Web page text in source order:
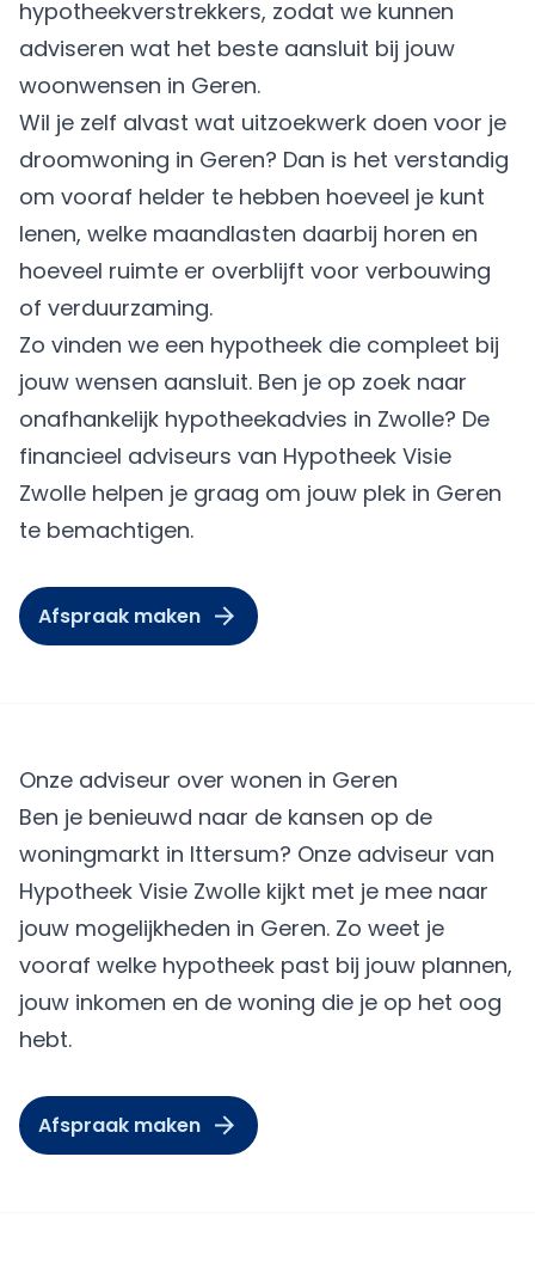
hypotheekverstrekkers, zodat we kunnen
adviseren wat het beste aansluit bij jouw
woonwensen in Geren.
Wil je zelf alvast wat uitzoekwerk doen voor je
droomwoning in Geren? Dan is het verstandig
om vooraf helder te hebben hoeveel je kunt
lenen, welke maandlasten daarbij horen en
hoeveel ruimte er overblijft voor verbouwing
of verduurzaming.
Zo vinden we een hypotheek die compleet bij
jouw wensen aansluit. Ben je op zoek naar
onafhankelijk hypotheekadvies in Zwolle? De
financieel adviseurs van Hypotheek Visie
Zwolle helpen je graag om jouw plek in Geren
te bemachtigen.
Afspraak maken
Onze adviseur over wonen in Geren
Ben je benieuwd naar de kansen op de
woningmarkt in Ittersum? Onze adviseur van
Hypotheek Visie Zwolle kijkt met je mee naar
jouw mogelijkheden in Geren. Zo weet je
vooraf welke hypotheek past bij jouw plannen,
jouw inkomen en de woning die je op het oog
hebt.
Afspraak maken